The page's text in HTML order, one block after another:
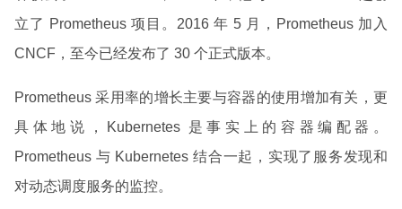
立了 Prometheus 项目。2016 年 5 月，Prometheus 加入
CNCF，至今已经发布了 30 个正式版本。
Prometheus 采用率的增长主要与容器的使用增加有关，更
具体地说，Kubernetes 是事实上的容器编配器。
Prometheus 与 Kubernetes 结合一起，实现了服务发现和
对动态调度服务的监控。